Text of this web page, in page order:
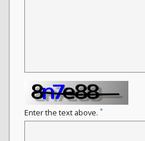
Enter the text above. *